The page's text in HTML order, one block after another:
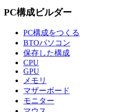
PC構成ビルダー
PC構成をつくる
BTOパソコン
保存した構成
CPU
GPU
メモリ
マザーボード
モニター